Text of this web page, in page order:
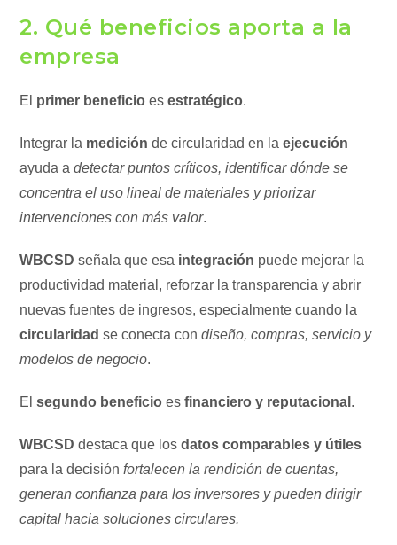
2. Qué beneficios aporta a la
empresa
El primer beneficio esestratégico.
Integrar la medición de circularidad en laejecución
ayuda adetectar puntos críticos, identificar dónde se
concentra el uso lineal de materiales y priorizar
intervenciones con más valor.
WBCSD señala que esa integración puede mejorar la
productividad material, reforzar la transparencia y abrir
nuevas fuentes de ingresos, especialmente cuando la
circularidad se conecta condiseño, compras, servicio y
modelos de negocio.
Elsegundo beneficioesfinanciero y reputacional .
WBCSD destaca que losdatos comparables y útiles
para la decisiónfortalecen la rendición de cuentas,
generan confianza para los inversores y pueden dirigir
capital hacia soluciones circulares.